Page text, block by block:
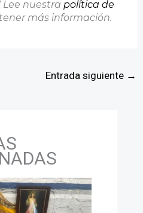
Lee nuestra política de
más información.
Entrada siguiente →